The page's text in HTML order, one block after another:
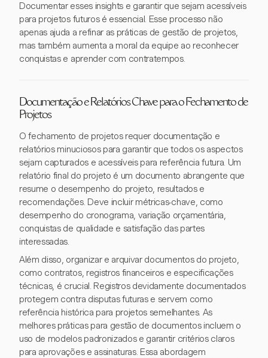
Documentar esses insights e garantir que sejam acessíveis
para projetos futuros é essencial. Esse processo não
apenas ajuda a refinar as práticas de gestão de projetos,
mas também aumenta a moral da equipe ao reconhecer
conquistas e aprender com contratempos.
Documentação e Relatórios Chave para o Fechamento de
Projetos
O fechamento de projetos requer documentação e
relatórios minuciosos para garantir que todos os aspectos
sejam capturados e acessíveis para referência futura. Um
relatório final do projeto é um documento abrangente que
resume o desempenho do projeto, resultados e
recomendações. Deve incluir métricas-chave, como
desempenho do cronograma, variação orçamentária,
conquistas de qualidade e satisfação das partes
interessadas.
Além disso, organizar e arquivar documentos do projeto,
como contratos, registros financeiros e especificações
técnicas, é crucial. Registros devidamente documentados
protegem contra disputas futuras e servem como
referência histórica para projetos semelhantes. As
melhores práticas para gestão de documentos incluem o
uso de modelos padronizados e garantir critérios claros
para aprovações e assinaturas. Essa abordagem